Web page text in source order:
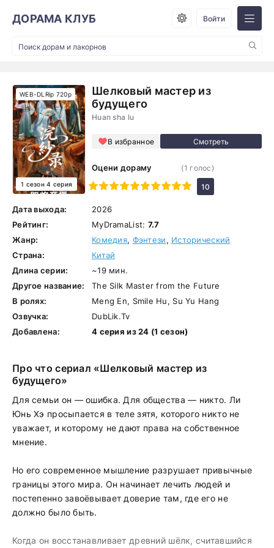
ДОРАМА КЛУБ Войти
Шелковый мастер из
будущего
Huan sha lu
В избранное
WEB-DLRip 720p
1 сезон 4 серия
Оцени дораму
1
2 3 4 5 6 7 8 9 10
(1 голос)
10
Дата выхода:
2026
Рейтинг:
MyDramaList: 7.7
Жанр:
Комедия, Фэнтези, Исторический
Страна:
Китай
Длина серии:
~19 мин.
Другое название:
The Silk Master from the Future
В ролях:
Meng En, Smile Hu, Su Yu Hang
Озвучка:
DubLik.Tv
Добавлена:
4 серия из 24 (1 сезон)
Про что сериал «Шелковый мастер из
будущего»
Для семьи он — ошибка. Для общества — никто. Ли
Юнь Хэ просыпается в теле зятя, которого никто не
уважает, и которому не дают права на собственное
мнение.
Но его современное мышление разрушает привычные
границы этого мира. Он начинает лечить людей и
постепенно завоёвывает доверие там, где его не
должно было быть.
Когда он восстанавливает древний шёлк, считавшийся